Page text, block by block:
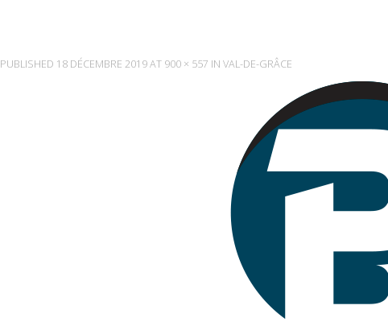
PUBLISHED 18 DÉCEMBRE 2019AT 900 × 557 IN VAL-DE-GRÂCE